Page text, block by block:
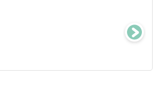
中村 健人／著,
I O編集部／